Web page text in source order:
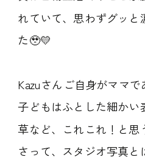
れていて、思わずグッと
た🥹💛
Kazuさんご自身がママ
子どもはふとした細か
草など、これこれ！と
さって、スタジオ写真